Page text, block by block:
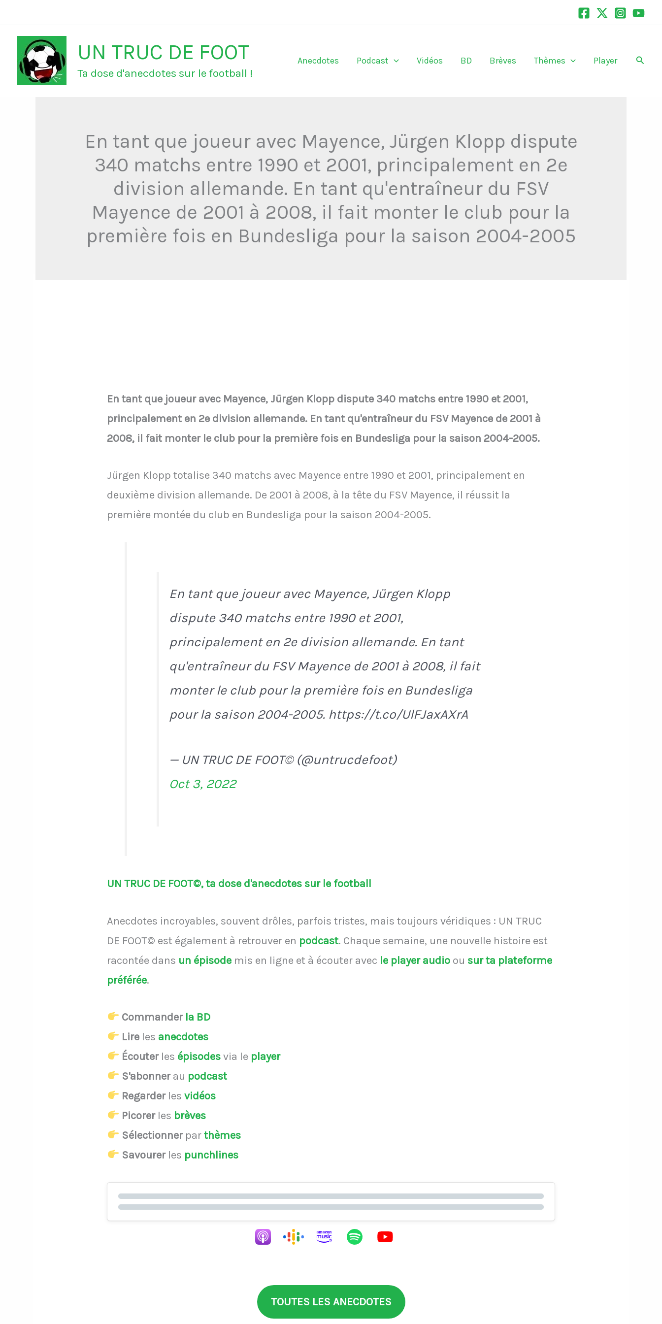
contenu
UN TRUC DE FOOT
Ta dose d'anecdotes sur le football !
Anecdotes Podcast Vidéos BD Brèves Thèmes Player
En tant que joueur avec Mayence, Jürgen Klopp dispute
340 matchs entre 1990 et 2001, principalement en 2e
division allemande. En tant qu'entraîneur du FSV
Mayence de 2001 à 2008, il fait monter le club pour la
première fois en Bundesliga pour la saison 2004-2005
En tant que joueur avec Mayence, Jürgen Klopp dispute 340 matchs entre 1990 et 2001,
principalement en 2e division allemande. En tant qu'entraîneur du FSV Mayence de 2001 à
2008, il fait monter le club pour la première fois en Bundesliga pour la saison 2004-2005.
Jürgen Klopp totalise 340 matchs avec Mayence entre 1990 et 2001, principalement en
deuxième division allemande. De 2001 à 2008, à la tête du FSV Mayence, il réussit la
première montée du club en Bundesliga pour la saison 2004-2005.
En tant que joueur avec Mayence, Jürgen Klopp
dispute 340 matchs entre 1990 et 2001,
principalement en 2e division allemande. En tant
qu'entraîneur du FSV Mayence de 2001 à 2008, il fait
monter le club pour la première fois en Bundesliga
pour la saison 2004-2005. https://t.co/UlFJaxAXrA
— UN TRUC DE FOOT© (@untrucdefoot)
Oct 3, 2022
UN TRUC DE FOOT©, ta dose d'anecdotes sur le football
Anecdotes incroyables, souvent drôles, parfois tristes, mais toujours véridiques : UN TRUC
DE FOOT© est également à retrouver en podcast. Chaque semaine, une nouvelle histoire est
racontée dans un épisode mis en ligne et à écouter avec le player audio ou sur ta plateforme
préférée.
Commander la BD
Lire les anecdotes
Écouterles épisodesvia le player
S'abonnerau podcast
Regarderlesvidéos
Picorerles brèves
Sélectionnerparthèmes
Savourerles punchlines
TOUTES LES ANECDOTES